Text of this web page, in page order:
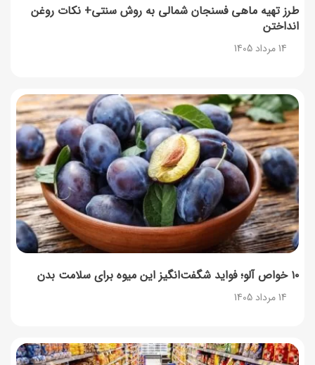
طرز تهیه ماهی فسنجان شمالی به روش سنتی+ نکات روغن
انداختن
14 مرداد 1405
۱۰ خواص آلو؛ فواید شگفت‌انگیز این میوه برای سلامت بدن
14 مرداد 1405
آموزش کامل نگهداری و تکثیر گیاه آلوئه‌ورا
12 مرداد 1405
همه‌چیز درباره خواص چای سبز، میزان مصرف و عوارض آن
12 مرداد 1405